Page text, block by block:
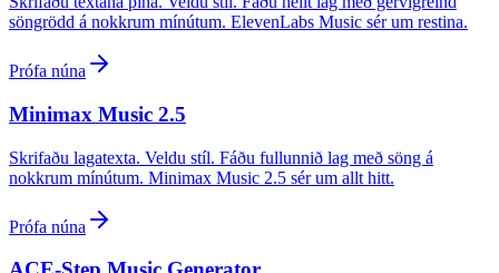
söngrödd á nokkrum mínútum. ElevenLabs Music sér um restina.
Prófa núna
Minimax Music 2.5
Skrifaðu lagatexta. Veldu stíl. Fáðu fullunnið lag með söng á
nokkrum mínútum. Minimax Music 2.5 sér um allt hitt.
Prófa núna